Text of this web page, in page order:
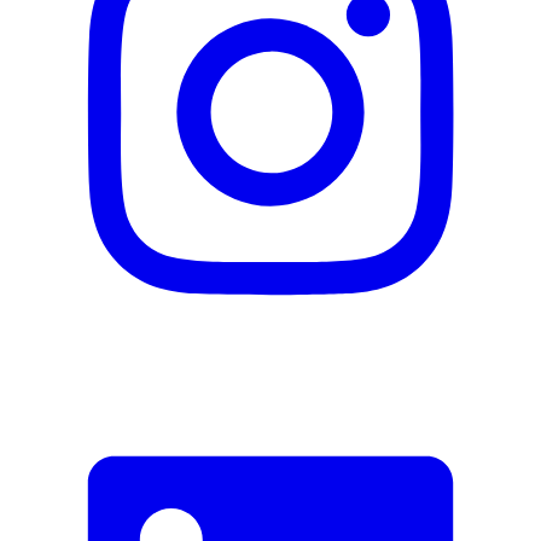
FR_Fiche-De-Donnees-De-
Signaler une erreur
Description
Adresse e-mail (facultatif)
Fermer le formulaire